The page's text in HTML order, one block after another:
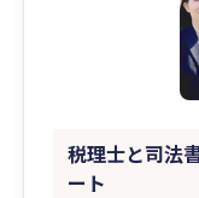
税理士と司法
ート